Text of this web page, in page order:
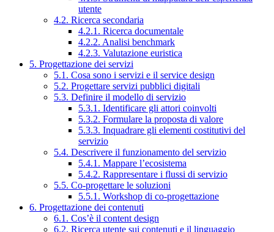
utente
4.2. Ricerca secondaria
4.2.1. Ricerca documentale
4.2.2. Analisi benchmark
4.2.3. Valutazione euristica
5. Progettazione dei servizi
5.1. Cosa sono i servizi e il service design
5.2. Progettare servizi pubblici digitali
5.3. Definire il modello di servizio
5.3.1. Identificare gli attori coinvolti
5.3.2. Formulare la proposta di valore
5.3.3. Inquadrare gli elementi costitutivi del
servizio
5.4. Descrivere il funzionamento del servizio
5.4.1. Mappare l’ecosistema
5.4.2. Rappresentare i flussi di servizio
5.5. Co-progettare le soluzioni
5.5.1. Workshop di co-progettazione
6. Progettazione dei contenuti
6.1. Cos’è il content design
6.2. Ricerca utente sui contenuti e il linguaggio